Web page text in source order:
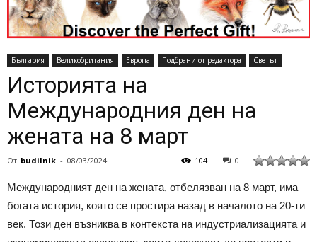
България Великобритания Европа Подбрани от редактора Светът
Историята на
Международния ден на
жената на 8 март
От budilnik - 08/03/2024 0
104
Международният ден на жената, отбелязван на 8 март, има
богата история, която се простира назад в началото на 20-ти
век. Този ден възниква в контекста на индустриализацията и